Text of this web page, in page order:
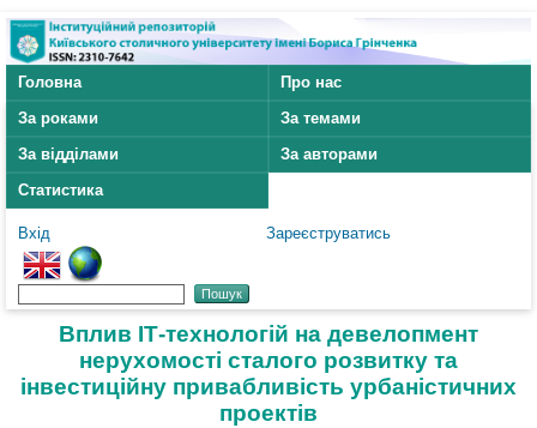
Головна
Про нас
За роками
За темами
За відділами
За авторами
Статистика
Вхід Зареєструватись
Вплив ІТ-технологій на девелопмент
нерухомості сталого розвитку та
інвестиційну привабливість урбаністичних
проектів